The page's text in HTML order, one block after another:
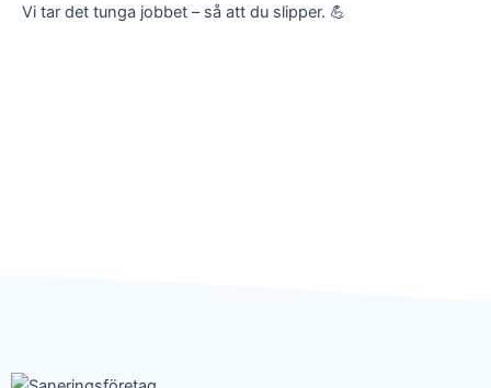
Vi tar det tunga jobbet – så att du slipper. 💪